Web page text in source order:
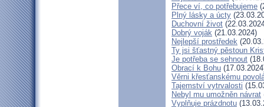
Přece ví, co potřebujeme
Plný lásky a úcty
Duchovní život
Dobrý voják (21.03.2024)
Nejlepší prostředek
Ty jsi šťastný pěstoun
Je potřeba se sehnout
Obrací k Bohu
Věrni křesťanskému
Tajemství vytrvalosti
Nebyl mu umožněn návrat
Vyplňuje prázdnotu